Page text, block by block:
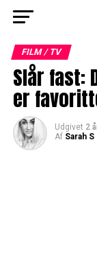
FILM / TV
Slår fast:
er
Udgivet 2
Af Sarah S